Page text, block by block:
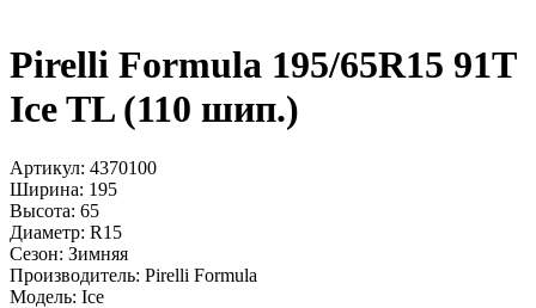
Pirelli Formula 195/65R15 91T
Ice TL (110 шип.)
Артикул: 4370100
Ширина: 195
Высота: 65
Диаметр: R15
Сезон: Зимняя
Производитель: Pirelli Formula
Модель: Ice